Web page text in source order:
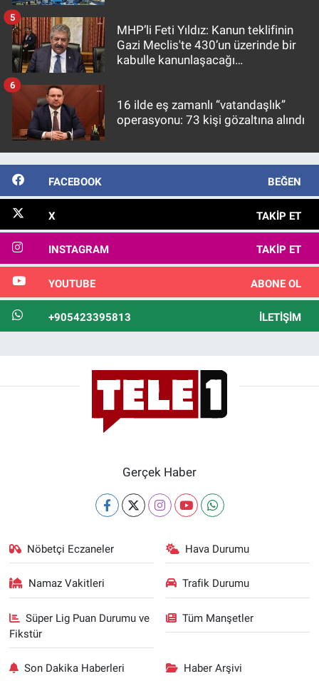
MHP’li Feti Yıldız: Kanun teklifinin
Gazi Meclis'te 430’un üzerinde bir
kabulle kanunlaşacağı
5
16 ilde eş zamanlı “vatandaşlık”
operasyonu: 73 kişi gözaltına alındı
6
FACEBOOK BEĞEN
X TAKIP ET
INSTAGRAM TAKIP ET
YOUTUBE ABONE OL
+905423395813 İLETIŞIM
Gerçek Haber
Nöbetçi Eczaneler Hava Durumu
Namaz Vakitleri Trafik Durumu
Süper Lig Puan Durumu ve
Fikstür
Tüm Manşetler
Son Dakika Haberleri Haber Arşivi